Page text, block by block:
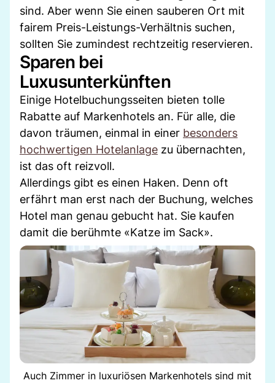
sind. Aber wenn Sie einen sauberen Ort mit
fairem Preis-Leistungs-Verhältnis suchen,
sollten Sie zumindest rechtzeitig reservieren.
Sparen bei
Luxusunterkünften
Einige Hotelbuchungsseiten bieten tolle
Rabatte auf Markenhotels an. Für alle, die
davon träumen, einmal in einer besonders
hochwertigen Hotelanlage zu übernachten,
ist das oft reizvoll.
Allerdings gibt es einen Haken. Denn oft
erfährt man erst nach der Buchung, welches
Hotel man genau gebucht hat. Sie kaufen
damit die berühmte «Katze im Sack».
Auch Zimmer in luxuriösen Markenhotels sind mit